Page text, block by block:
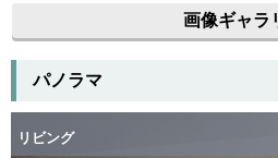
画像ギャラ
パノラマ